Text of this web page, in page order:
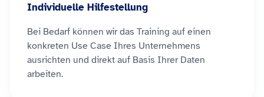
Individuelle Hilfestellung
Bei Bedarf können wir das Training auf einen
konkreten Use Case Ihres Unternehmens
ausrichten und direkt auf Basis Ihrer Daten
arbeiten.